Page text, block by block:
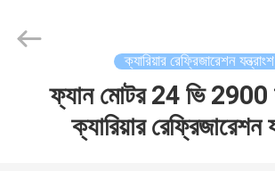
INDUSTRY
ক্যারিয়ার রেফ্রিজারেশন যন্ত্রাংশ
ফ্যান মোটর 24 ভি
ক্যারিয়ার রেফ্রিজারেশন